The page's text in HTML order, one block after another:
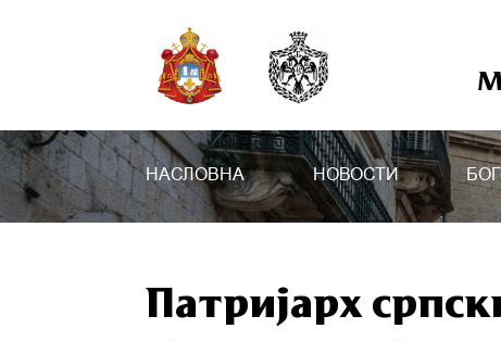
НАСЛОВНА НОВОСТИ
Патријарх